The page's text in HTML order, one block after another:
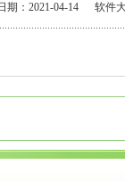
期：2021-04-14 软件